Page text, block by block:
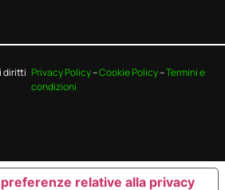
diritti Privacy Policy–Cookie Policy–Termini e
condizioni
relative alla privacy